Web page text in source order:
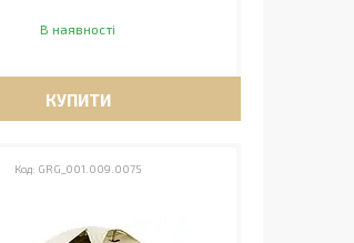
В наявності
КУПИТИ
GRG_001.009.0075